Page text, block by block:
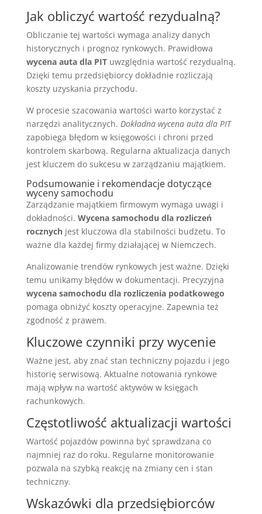
Jak obliczyć wartość rezydualną?
Obliczanie tej wartości wymaga analizy danych
historycznych i prognoz rynkowych. Prawidłowa
wycena auta dla PITuwzględnia wartość rezydualną.
Dzięki temu przedsiębiorcy dokładnie rozliczają
koszty uzyskania przychodu.
W procesie szacowania wartości warto korzystać z
narzędzi analitycznych. Dokładna wycena auta dla PIT
zapobiega błędom w księgowości i chroni przed
kontrolem skarbową. Regularna aktualizacja danych
jest kluczem do sukcesu w zarządzaniu majątkiem.
Podsumowanie i rekomendacje dotyczące
wyceny samochodu
Zarządzanie majątkiem firmowym wymaga uwagi i
dokładności. Wycena samochodu dla rozliczeń
rocznychjest kluczowa dla stabilności budżetu. To
ważne dla każdej firmy działającej w Niemczech.
Analizowanie trendów rynkowych jest ważne. Dzięki
temu unikamy błędów w dokumentacji. Precyzyjna
wycena samochodu dla rozliczenia podatkowego
pomaga obniżyć koszty operacyjne. Zapewnia też
zgodność z prawem.
Kluczowe czynniki przy wycenie
Ważne jest, aby znać stan techniczny pojazdu i jego
historię serwisową. Aktualne notowania rynkowe
mają wpływ na wartość aktywów w księgach
rachunkowych.
Częstotliwość aktualizacji wartości
Wartość pojazdów powinna być sprawdzana co
najmniej raz do roku. Regularne monitorowanie
pozwala na szybką reakcję na zmiany cen i stan
techniczny.
Wskazówki dla przedsiębiorców